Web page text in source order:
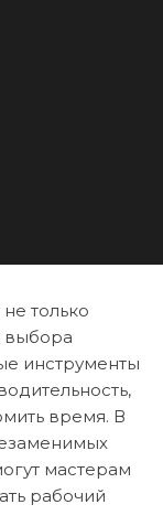
только
выбора
инструменты
время. В
мастерам
рабочий